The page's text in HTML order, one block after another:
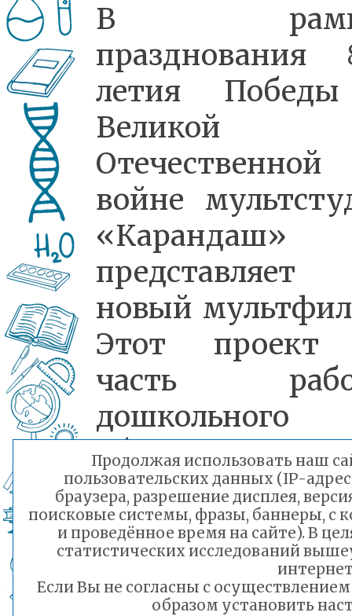
В
празднования
летия
Великой
Отечественной
войне
«Карандаш»
представляет
новый
Этот
часть
дошкольного
учреждения,
воспитание
Продолжая использовать наш
пользовательских данных (IP-
браузера, разрешение дисплея,
поисковые системы, фразы, баннеры, с
и проведённое время на сайте). В
статистических исследований
Если Вы не согласны с
образом установить